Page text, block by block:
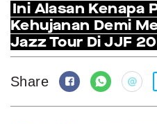
INSPIRING PEOPLE
INSPIRING PRODUCTS
INSPIRING PLACES
INSPIRING
TRENDING
Ini Alasan Kenapa
Kehujanan Demi
Jazz Tour Di JJF
Share